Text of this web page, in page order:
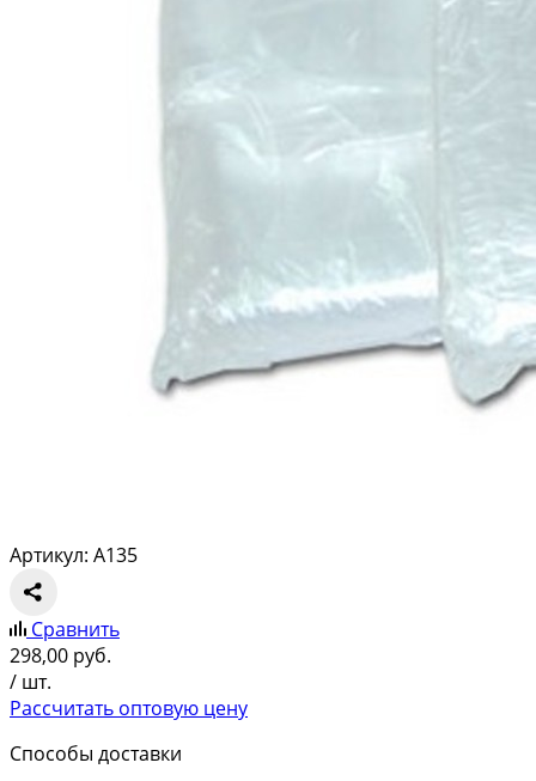
Артикул: A135
Сравнить
298,00 руб.
/ шт.
Рассчитать оптовую цену
Способы доставки